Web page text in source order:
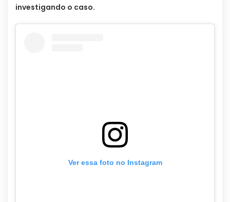
investigando o caso.
Ver essa foto no Instagram